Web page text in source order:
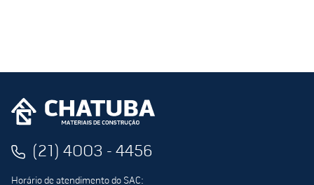
(21) 4003 - 4456
Horário de atendimento do SAC: